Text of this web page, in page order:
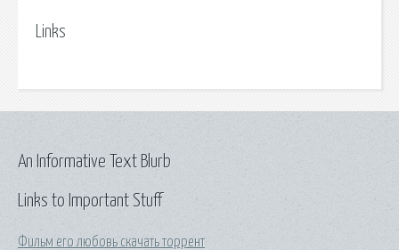
Links
Links to Important Stuff
Фильм его любовь скачать торрент
An Informative Text Blurb